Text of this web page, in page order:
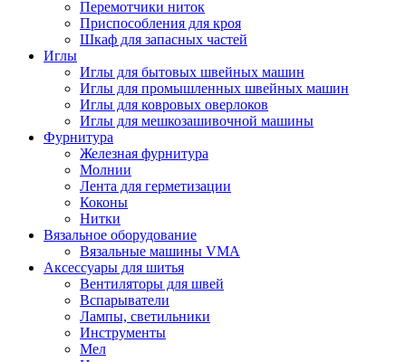
Перемотчики ниток
Приспособления для кроя
Шкаф для запасных частей
Иглы
Иглы для бытовых швейных машин
Иглы для промышленных швейных машин
Иглы для ковровых оверлоков
Иглы для мешкозашивочной машины
Фурнитура
Железная фурнитура
Молнии
Лента для герметизации
Коконы
Нитки
Вязальное оборудование
Вязальные машины VMA
Аксессуары для шитья
Вентиляторы для швей
Вспарыватели
Лампы, светильники
Инструменты
Мел